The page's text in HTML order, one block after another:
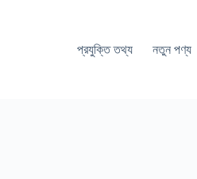
প্রযুক্তি তথ্য
নতুন পণ্য